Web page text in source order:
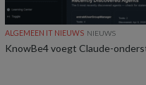
ALGEMEEN IT NIEUWS NIEUWS
KnowBe4 voegt Claude-